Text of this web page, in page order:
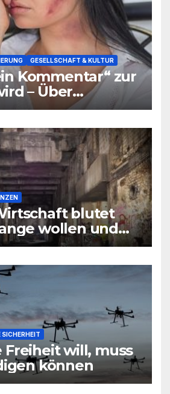
GESELLSCHAFT & KULTUR
Kommentar“ zur
– Über
aus Schulen, die
blutet
wollen und
uns den
SICHERHEIT
Freiheit will, muss
können